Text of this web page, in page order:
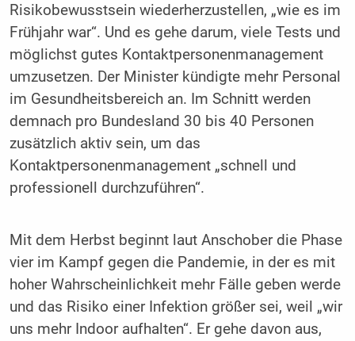
Risikobewusstsein wiederherzustellen, „wie es im
Frühjahr war“. Und es gehe darum, viele Tests und
möglichst gutes Kontaktpersonenmanagement
umzusetzen. Der Minister kündigte mehr Personal
im Gesundheitsbereich an. Im Schnitt werden
demnach pro Bundesland 30 bis 40 Personen
zusätzlich aktiv sein, um das
Kontaktpersonenmanagement „schnell und
professionell durchzuführen“.
Mit dem Herbst beginnt laut Anschober die Phase
vier im Kampf gegen die Pandemie, in der es mit
hoher Wahrscheinlichkeit mehr Fälle geben werde
und das Risiko einer Infektion größer sei, weil „wir
uns mehr Indoor aufhalten“. Er gehe davon aus,